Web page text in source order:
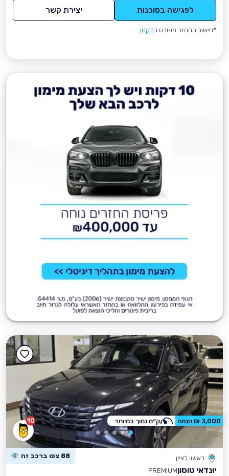
לפגישה בסוכנות יצירת קשר
*חישוב ההחזר מפורט בתקנון
10
ראשון לציון 88 צפו ברכב זה
יונדאי טוסוןPREMIUM
3,000 ₪ הנחה ק״מ נמוך במיוחד